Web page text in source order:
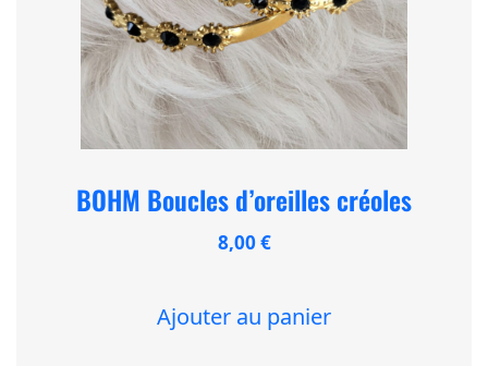
BOHM Boucles d’oreilles créoles
8,00€
Ajouter au panier